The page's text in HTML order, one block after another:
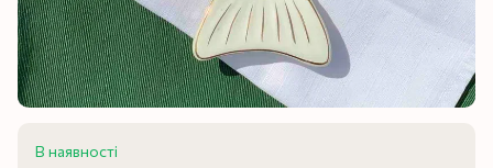
В наявності